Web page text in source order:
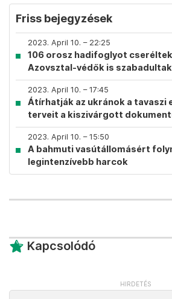
Friss bejegyzések
2023. April 10. – 22:25
106 orosz hadifoglyot cseréltek
Azovsztal-védők is szabadultak
2023. April 10. – 17:45
Átírhatják az ukránok a tavaszi
terveit a kiszivárgott
2023. April 10. – 15:50
A bahmuti vasútállomásért
legintenzívebb harcok
Kapcsolódó